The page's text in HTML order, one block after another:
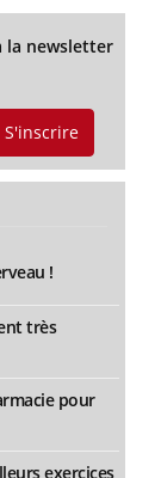
la newsletter
S'inscrire
!
très
pour
exercices